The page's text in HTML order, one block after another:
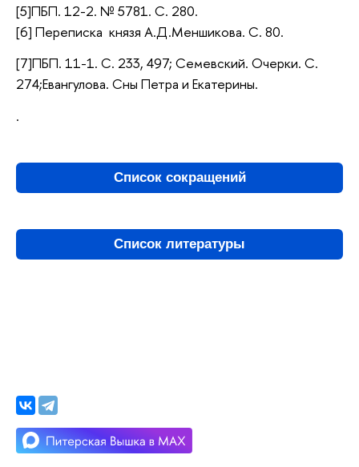
[5]ПБП. 12-2. № 5781. С. 280.
[6] Переписка князя А.Д.Меншикова. С. 80.
[7]ПБП. 11-1. С. 233, 497; Семевский. Очерки. С.
274;Евангулова. Сны Петра и Екатерины.
.
Список сокращений
Список литературы